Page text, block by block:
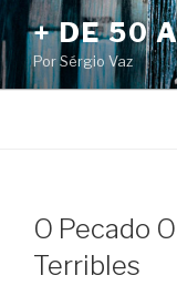
Pular
para
o
conteúdo
+ DE 50
Por Sérgio Vaz
O Pecado
Terribles